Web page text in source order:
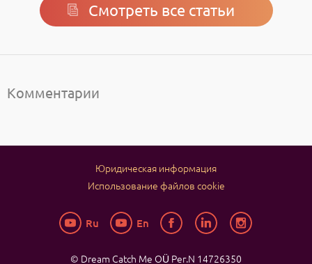
Смотреть все статьи
Комментарии
Юридическая информация
Использование файлов cookie
Ru En
© Dream Catch Me OÜ Рег.N 14726350